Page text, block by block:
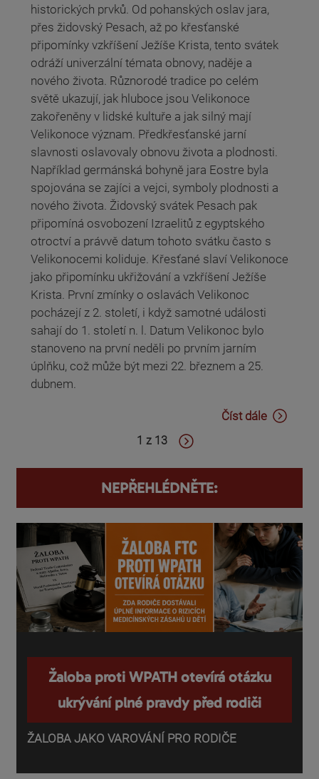
historických prvků. Od pohanských oslav jara,
přes židovský Pesach, až po křesťanské
připomínky vzkříšení Ježíše Krista, tento svátek
odráží univerzální témata obnovy, naděje a
nového života. Různorodé tradice po celém
světě ukazují, jak hluboce jsou Velikonoce
zakořeněny v lidské kultuře a jak silný mají
Velikonoce význam. Předkřesťanské jarní
slavnosti oslavovaly obnovu života a plodnosti.
Například germánská bohyně jara Eostre byla
spojována se zajíci a vejci, symboly plodnosti a
nového života. Židovský svátek Pesach pak
připomíná osvobození Izraelitů z egyptského
otroctví a právvě datum tohoto svátku často s
Velikonocemi koliduje. Křesťané slaví Velikonoce
jako připomínku ukřižování a vzkříšení Ježíše
Krista. První zmínky o oslavách Velikonoc
pocházejí z 2. století, i když samotné události
sahají do 1. století n. l. Datum Velikonoc bylo
stanoveno na první neděli po prvním jarním
úplňku, což může být mezi 22. březnem a 25.
dubnem.
Číst dále
1 z 13
NEPŘEHLÉDNĚTE:
Žaloba proti WPATH otevírá otázku
ukrývání plné pravdy před rodiči
ŽALOBA JAKO VAROVÁNÍ PRO RODIČE